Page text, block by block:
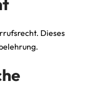
Dieses
.